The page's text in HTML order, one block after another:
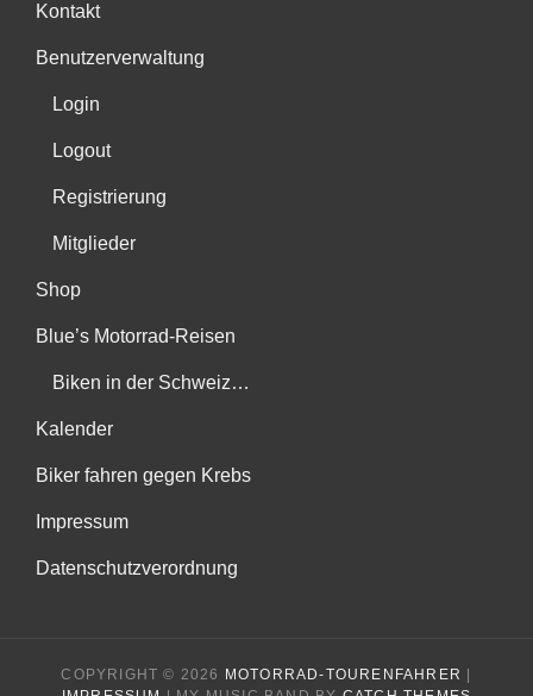
Kontakt
Benutzerverwaltung
Login
Logout
Registrierung
Mitglieder
Shop
Blue’s Motorrad-Reisen
Biken in der Schweiz…
Kalender
Biker fahren gegen Krebs
Impressum
Datenschutzverordnung
COPYRIGHT © 2026 MOTORRAD-TOURENFAHRER